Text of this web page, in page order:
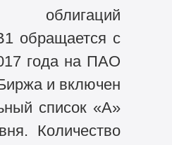
обращается с
года на ПАО
и включен
список «А»
Количество